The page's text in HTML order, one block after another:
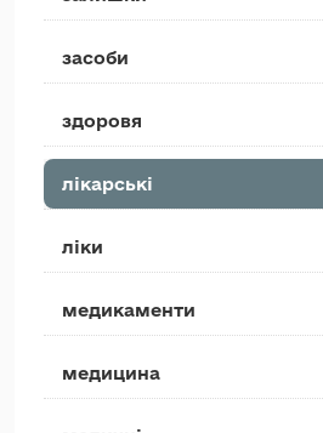
засоби
здоровя
лікарські
ліки
медикаменти
медицина